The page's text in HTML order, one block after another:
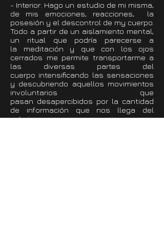
- Interior: Hago un estudio de mi misma,
de mis emociones, reacciones, la
posesión y el descontrol de my cuerpo.
Todo a partir de un aislamiento mental,
un ritual que podría parecerse a
la meditación y que con los ojos
cerrados me permite transportarme a
las diversas partes del
cuerpo intensificando las sensaciones
y descubriendo aquellos movimientos
involuntarios que
pasan desapercibidos por la cantidad
de información que nos llega del
exterior.